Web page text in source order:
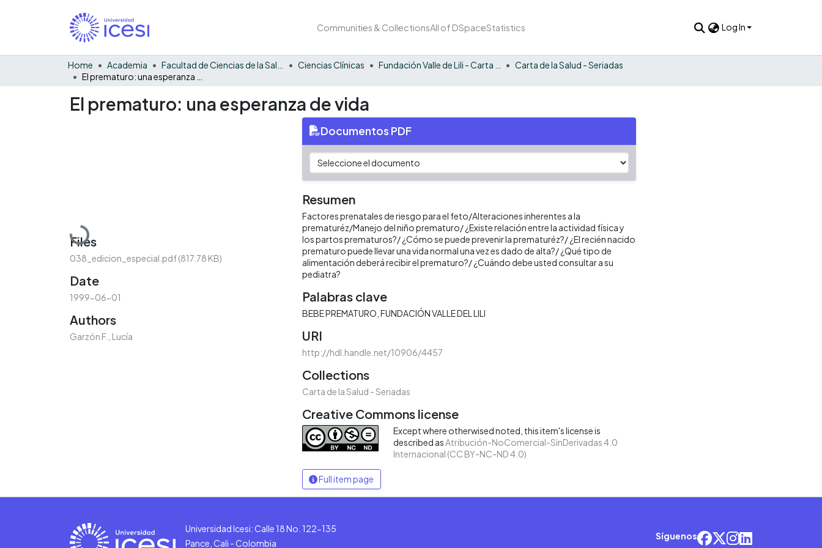
Communities & CollectionsAll of DSpaceStatistics Log In
Home Academia Ciencias Clínicas
Carta de la Salud - Seriadas
El prematuro: una esperanza de vida
Loading...
Files
038_edicion_especial.pdf(817.78 KB)
Date
1999-06-01
Authors
Garzón F., Lucía
Documentos PDF
Resumen
Factores prenatales de riesgo para el feto/Alteraciones inherentes a la
prematuréz/Manejo del niño prematuro/ ¿Existe relación entre la actividad física y
los partos prematuros?/ ¿Cómo se puede prevenir la prematuréz?/ ¿El recién nacido
prematuro puede llevar una vida normal una vez es dado de alta?/ ¿Qué tipo de
alimentación deberá recibir el prematuro?/ ¿Cuándo debe usted consultar a su
pediatra?
Palabras clave
BEBE PREMATURO FUNDACIÓN VALLE DEL LILI
URI
http://hdl.handle.net/10906/4457
Collections
Carta de la Salud - Seriadas
Creative Commons license
Except where otherwised noted, this item's license is
described as Atribución-NoComercial-SinDerivadas 4.0
Internacional (CC BY-NC-ND 4.0)
Full item page
Universidad Icesi: Calle 18 No. 122-135
Pance, Cali - Colombia
Síguenos